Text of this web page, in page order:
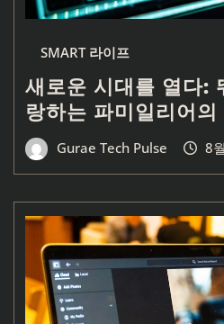
SMART 라이프
새로운 시대를 열다:
랑하는 파미일리어
Gurae Tech Pulse 8